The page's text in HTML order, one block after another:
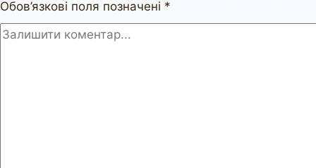
Обов’язкові поля позначені *